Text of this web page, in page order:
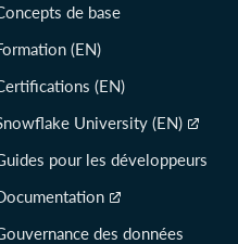
de base
(EN)
(EN)
University (EN)
pour les développeurs
des données